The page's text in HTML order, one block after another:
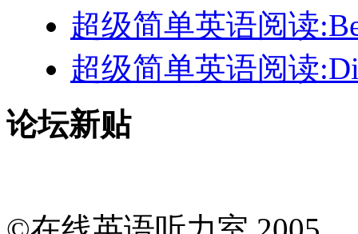
超级简单英语阅读
超级简单英语阅读
论坛新贴